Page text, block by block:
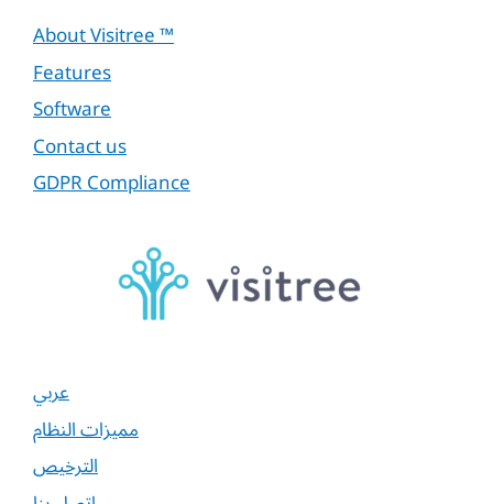
About Visitree ™
Features
Software
Contact us
GDPR Compliance
عربي
مميزات النظام
الترخيص